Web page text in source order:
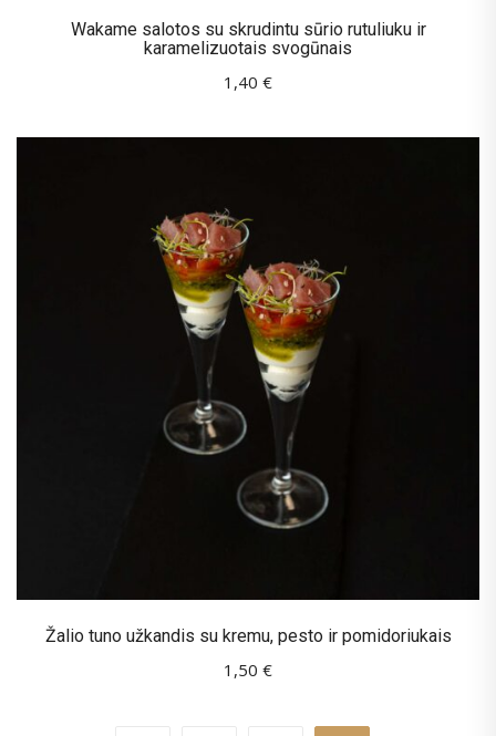
Wakame salotos su skrudintu sūrio rutuliuku ir
karamelizuotais svogūnais
1,40 €
Žalio tuno užkandis su kremu, pesto ir pomidoriukais
1,50 €